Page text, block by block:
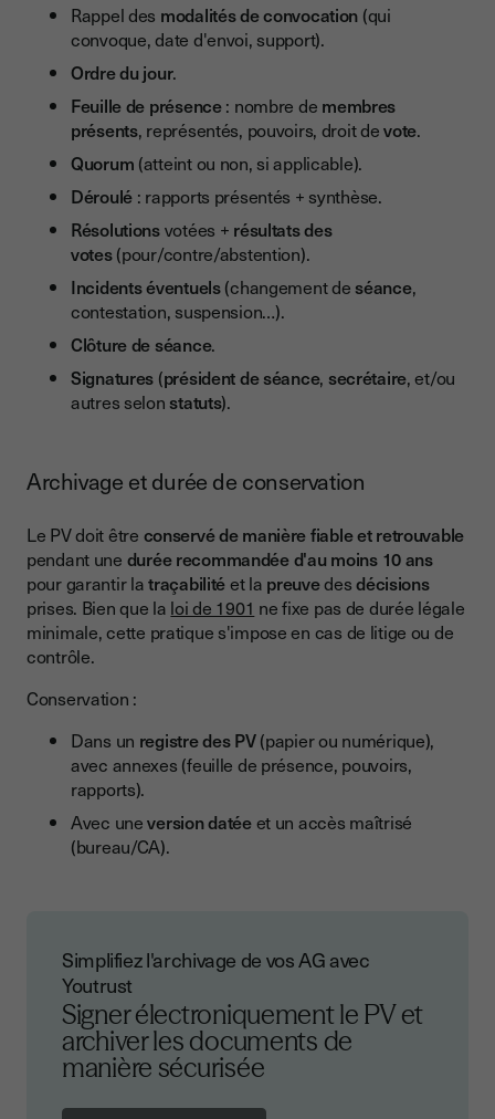
Rappel des modalités de convocation (qui
convoque, date d'envoi, support).
Ordre du jour.
Feuille de présence: nombre de membres
présents, représentés, pouvoirs, droit devote.
Quorum (atteint ou non, si applicable).
Déroulé : rapports présentés + synthèse.
Résolutionsvotées + résultats des
votes(pour/contre/abstention).
Incidents éventuels(changement deséance,
contestation, suspension…).
Clôture de séance.
Signatures (président de séance, secrétaire, et/ou
autres selonstatuts).
Archivage et durée de conservation
Le PV doit être conservé de manière fiable et retrouvable
pendant une durée recommandée d'au moins 10 ans
pour garantir latraçabilitéet la preuvedesdécisions
prises. Bien que la loi de 1901 ne fixe pas de durée légale
minimale, cette pratique s'impose en cas de litige ou de
contrôle.
Conservation :
Dans un registre des PV(papier ou numérique),
avec annexes (feuille de présence, pouvoirs,
rapports).
Avec uneversion datéeet un accès maîtrisé
(bureau/CA).
Simplifiez l'archivage de vos AG avec
Youtrust
Signer électroniquement le PV et
archiver les documents de
manière sécurisée